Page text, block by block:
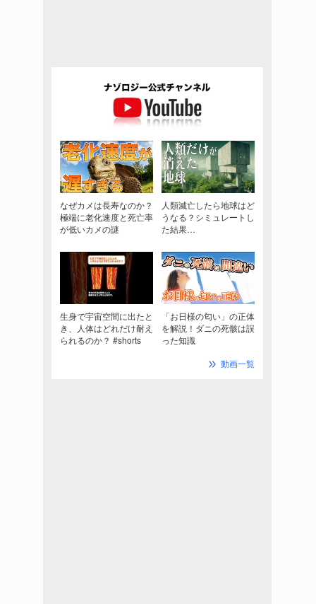
なぜカメは長寿なのか？
極端に老化速度と死亡率
が低いカメの謎
人類滅亡したら地球はど
うなる？シミュレートし
た結果…
生身で宇宙空間に出たと
き、人体はどれだけ耐え
られるのか？ #shorts
「お日様の匂い」の正体
を解説！ダニの死骸は誤
った知識
動画一覧